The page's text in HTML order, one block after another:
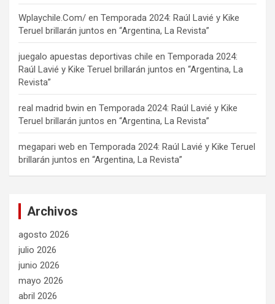
Wplaychile.Com/ en Temporada 2024: Raúl Lavié y Kike
Teruel brillarán juntos en “Argentina, La Revista”
juegalo apuestas deportivas chile en Temporada 2024:
Raúl Lavié y Kike Teruel brillarán juntos en “Argentina, La
Revista”
real madrid bwin en Temporada 2024: Raúl Lavié y Kike
Teruel brillarán juntos en “Argentina, La Revista”
megapari web en Temporada 2024: Raúl Lavié y Kike Teruel
brillarán juntos en “Argentina, La Revista”
Archivos
agosto 2026
julio 2026
junio 2026
mayo 2026
abril 2026